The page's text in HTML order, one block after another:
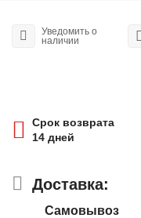
Уведомить о
наличии
Срок возврата
14 дней
Доставка:
Самовывоз